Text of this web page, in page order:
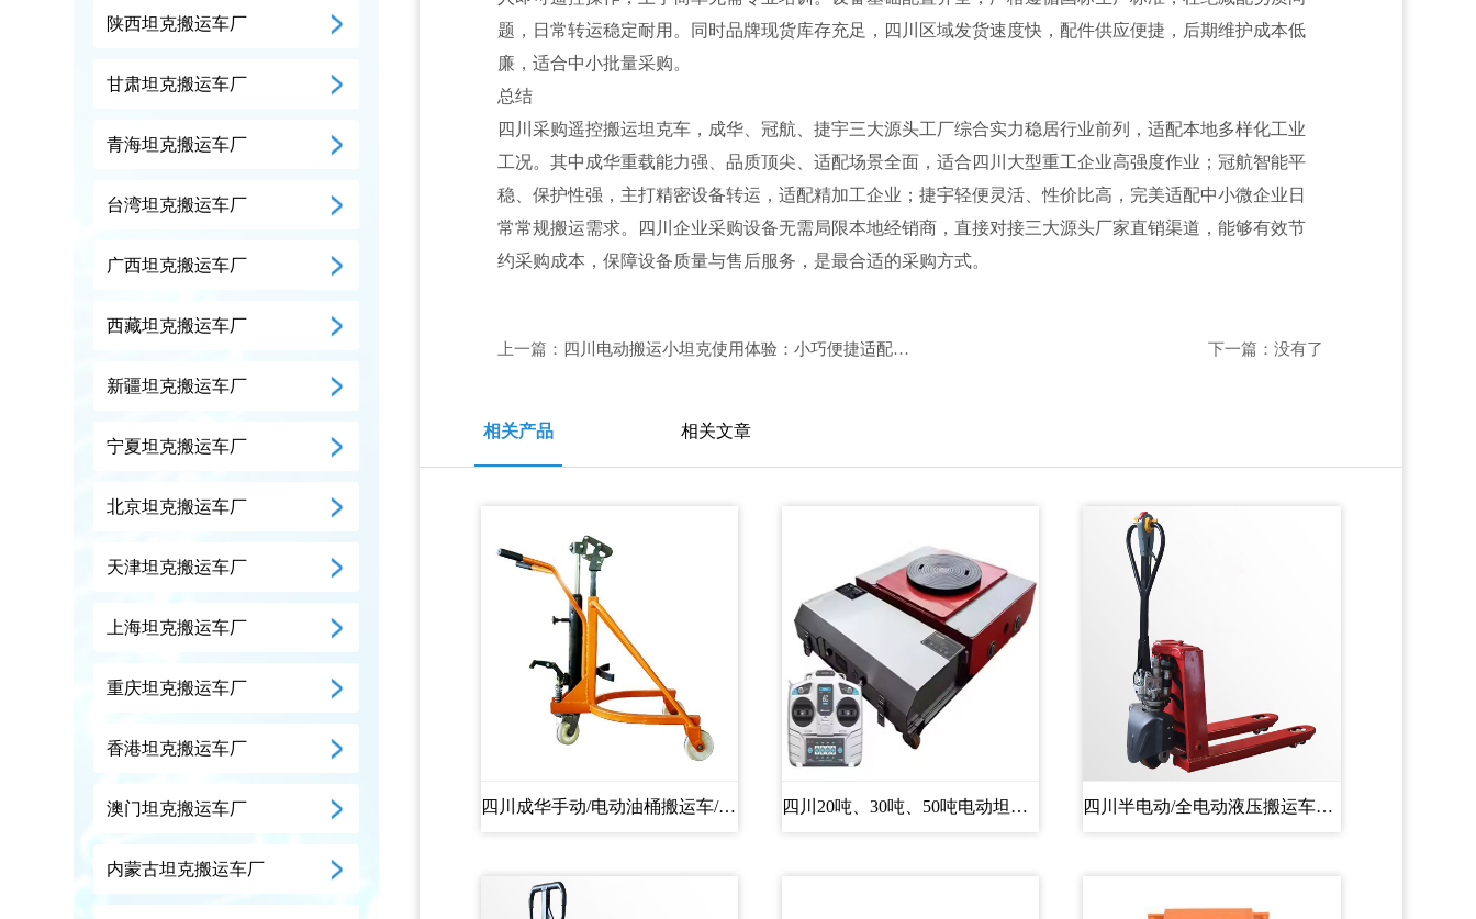
陕西坦克搬运车厂
甘肃坦克搬运车厂
青海坦克搬运车厂
台湾坦克搬运车厂
广西坦克搬运车厂
西藏坦克搬运车厂
新疆坦克搬运车厂
宁夏坦克搬运车厂
北京坦克搬运车厂
天津坦克搬运车厂
上海坦克搬运车厂
重庆坦克搬运车厂
香港坦克搬运车厂
澳门坦克搬运车厂
内蒙古坦克搬运车厂
题，日常转运稳定耐用。同时品牌现货库存充足，四川区域发货速度快，配件供应便捷，后期维护成本低
廉，适合中小批量采购。
总结
四川采购遥控搬运坦克车，成华、冠航、捷宇三大源头工厂综合实力稳居行业前列，适配本地多样化工业
工况。其中成华重载能力强、品质顶尖、适配场景全面，适合四川大型重工企业高强度作业；冠航智能平
稳、保护性强，主打精密设备转运，适配精加工企业；捷宇轻便灵活、性价比高，完美适配中小微企业日
常常规搬运需求。四川企业采购设备无需局限本地经销商，直接对接三大源头厂家直销渠道，能够有效节
约采购成本，保障设备质量与售后服务，是最合适的采购方式。
上一篇： 四川电动搬运小坦克使用体验：小巧便捷适配狭窄车间 下一篇：没有了
相关产品 相关文章
四川成华手动/电动油桶搬运车/油... 四川20吨、30吨、50吨电动坦克搬... 四川半电动/全电动液压搬运车托...